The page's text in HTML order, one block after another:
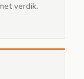
verdik.